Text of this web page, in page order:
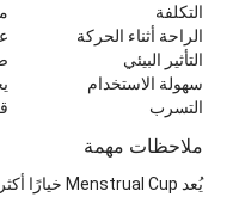
التكلفة
الراحة أثناء الحركة
التأثير البيئي
سهولة الاستخدام
التسرب
ملاحظات مهمة
يُعد Menstrual Cup خيارًا أكثر أمانًا من الناحية البيئية، كما قد يكون عمليًا وصحيًا عند استخدامه بالشكل الصحيح.